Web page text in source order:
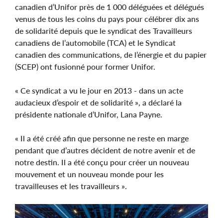
canadien d’Unifor près de 1 000 déléguées et délégués
venus de tous les coins du pays pour célébrer dix ans
de solidarité depuis que le syndicat des Travailleurs
canadiens de l’automobile (TCA) et le Syndicat
canadien des communications, de l’énergie et du papier
(SCEP) ont fusionné pour former Unifor.
« Ce syndicat a vu le jour en 2013 - dans un acte
audacieux d’espoir et de solidarité », a déclaré la
présidente nationale d’Unifor, Lana Payne.
« Il a été créé afin que personne ne reste en marge
pendant que d’autres décident de notre avenir et de
notre destin. Il a été conçu pour créer un nouveau
mouvement et un nouveau monde pour les
travailleuses et les travailleurs ».